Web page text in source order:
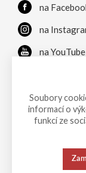
na
na
na YouTube
Možnosti platby
Soubory
informací o
funkcí ze